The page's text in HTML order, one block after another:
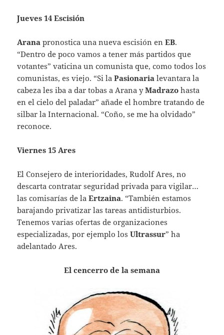
Jueves 14 Escisión
Arana pronostica una nueva escisión enEB.
“Dentro de poco vamos a tener más partidos que
votantes” vaticina un comunista que, como todos los
comunistas, es viejo. “Si laPasionaria levantara la
cabeza les iba a dar tobas a Arana yMadrazo hasta
en el cielo del paladar” añade el hombre tratando de
silbar la Internacional. “Coño, se me ha olvidado”
reconoce.
Viernes 15 Ares
El Consejero de interioridades, Rudolf Ares, no
descarta contratar seguridad privada para vigilar…
las comisarías de laErtzaina. “También estamos
barajando privatizar las tareas antidisturbios.
Tenemos varias ofertas de organizaciones
especializadas, por ejemplo losUltrassur” ha
adelantado Ares.
El cencerro de la semana